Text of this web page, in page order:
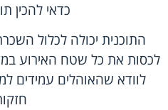
כדאי להכין
התוכנית יכולה לכלול
לכסות את כל שטח האירוע
לוודא שהאוהלים עמידים